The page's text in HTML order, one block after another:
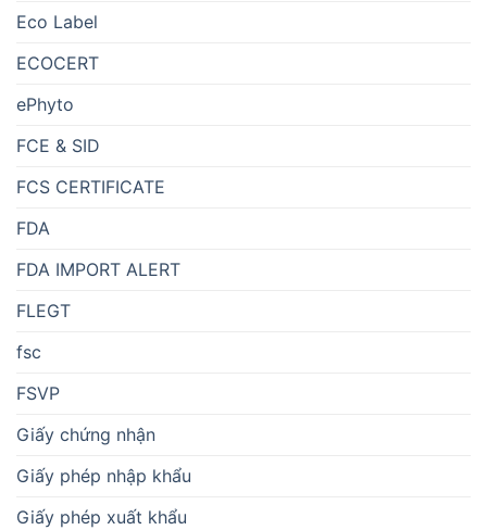
Eco Label
ECOCERT
ePhyto
FCE & SID
FCS CERTIFICATE
FDA
FDA IMPORT ALERT
FLEGT
fsc
FSVP
Giấy chứng nhận
Giấy phép nhập khẩu
Giấy phép xuất khẩu